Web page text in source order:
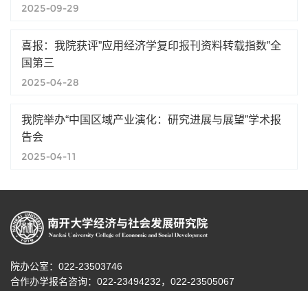
2025-09-29
喜报：我院获评”应用经济学复印报刊资料转载指数”全
国第三
2025-04-28
我院举办“中国区域产业演化：研究进展与展望”学术报
告会
2025-04-11
院办公室：022-23503746
合作办学报名咨询： 022-23494232， 022-23505067